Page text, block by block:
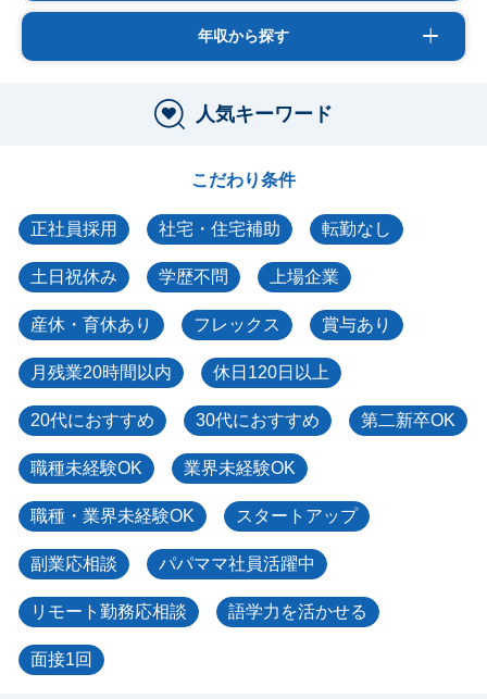
年収から探す
人気キーワード
こだわり条件
正社員採用 社宅・住宅補助 転勤なし
土日祝休み 学歴不問 上場企業
産休・育休あり フレックス 賞与あり
月残業20時間以内 休日120日以上
20代におすすめ 30代におすすめ 第二新卒OK
職種未経験OK 業界未経験OK
職種・業界未経験OK スタートアップ
副業応相談 パパママ社員活躍中
リモート勤務応相談 語学力を活かせる
面接1回